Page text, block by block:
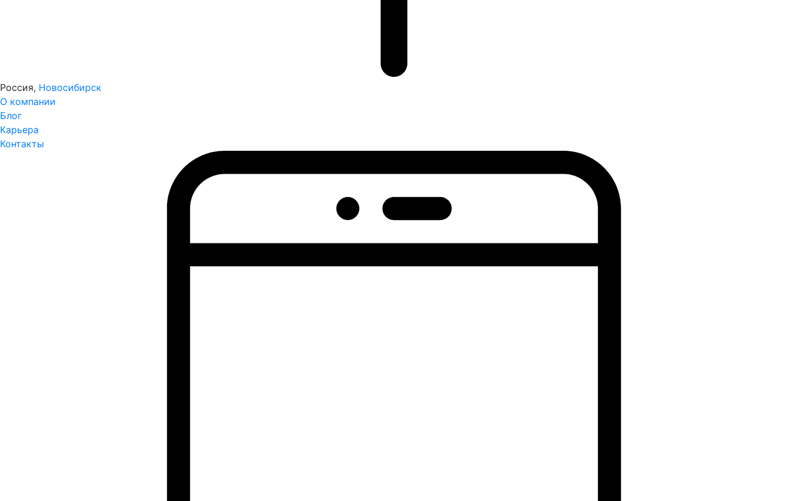
Россия, Новосибирск
О компании
Блог
Карьера
Контакты